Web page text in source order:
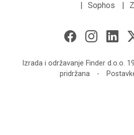
| Sophos |
Izrada i održavanje Finder d.o.o.
pridržana
-